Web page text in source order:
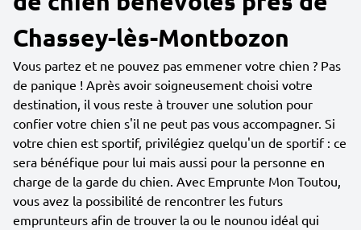
Chassey-lès-Montbozon
Vous partez et ne pouvez pas emmener votre chien ? Pas
de panique ! Après avoir soigneusement choisi votre
destination, il vous reste à trouver une solution pour
confier votre chien s'il ne peut pas vous accompagner. Si
votre chien est sportif, privilégiez quelqu'un de sportif : ce
sera bénéfique pour lui mais aussi pour la personne en
charge de la garde du chien. Avec Emprunte Mon Toutou,
vous avez la possibilité de rencontrer les futurs
emprunteurs afin de trouver la ou le nounou idéal qui